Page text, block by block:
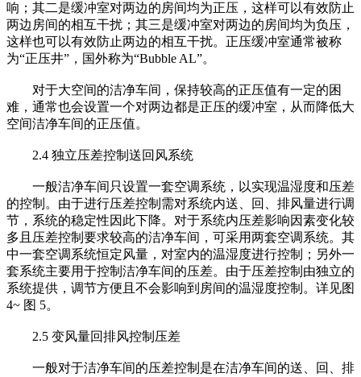
响；其二是缓冲室对两边的房间均为正压，这样可以有效防止
两边房间的相互干扰；其三是缓冲室对两边的房间均为负压，
这样也可以有效防止两边的相互干扰。正压缓冲室通常被称
为“正压井”，国外称为“Bubble AL”。
对于大空间的洁净车间，保持较高的正压值有一定的困
难，通常也会设置一个对两边都是正压的缓冲室，从而降低大
空间洁净车间的正压值。
2.4 独立压差控制送回风系统
一般洁净车间只设置一套空调系统，以实现温湿度和压差
的控制。由于进行压差控制需对系统内送、回、排风量进行调
节，系统的稳定性因此下降。对于系统内压差影响因素变化较
多且压差控制要求较高的洁净车间，可采用两套空调系统。其
中一套空调系统恒定风量，对室内的温湿度进行控制；另外一
套系统主要用于控制洁净车间的压差。由于压差控制由独立的
系统提供，调节方便且不会影响到房间的温湿度控制。详见图
4~ 图 5。
2.5 变风量回排风控制压差
一般对于洁净车间的压差控制是在洁净车间的送、回、排